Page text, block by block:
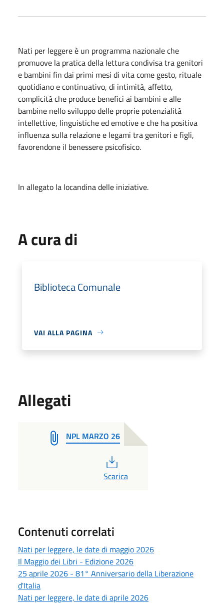
Nati per leggere è un programma nazionale che
promuove la pratica della lettura condivisa tra genitori
e bambini fin dai primi mesi di vita come gesto, rituale
quotidiano e continuativo, di intimità, affetto,
complicità che produce benefici ai bambini e alle
bambine nello sviluppo delle proprie potenzialità
intellettive, linguistiche ed emotive e che ha positiva
influenza sulla relazione e legami tra genitori e figli,
favorendone il benessere psicofisico.
In allegato la locandina delle iniziative.
A cura di
Biblioteca Comunale
VAI ALLA PAGINA
Allegati
NPL MARZO 26
PDF
Scarica
Contenuti correlati
Nati per leggere, le date di maggio 2026
Il Maggio dei Libri - Edizione 2026
25 aprile 2026 - 81° Anniversario della Liberazione
d'Italia
Nati per leggere, le date di aprile 2026